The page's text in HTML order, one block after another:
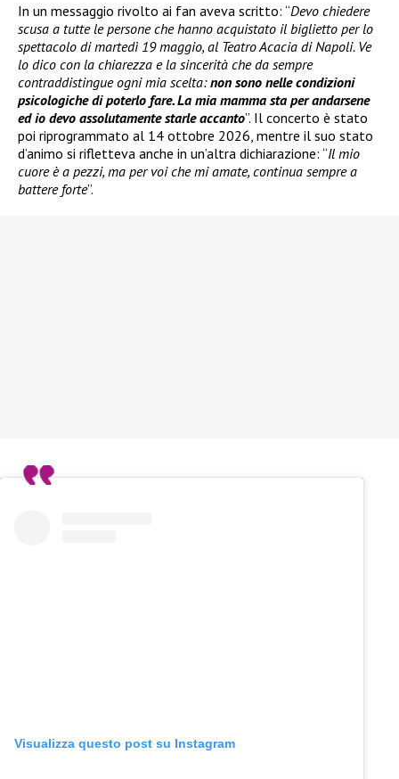
In un messaggio rivolto ai fan aveva scritto: “Devo chiedere
scusa a tutte le persone che hanno acquistato il biglietto per lo
spettacolo di martedì 19 maggio, al Teatro Acacia di Napoli. Ve
lo dico con la chiarezza e la sincerità che da sempre
contraddistingue ogni mia scelta:non sono nelle condizioni
psicologiche di poterlo fare. La mia mamma sta per andarsene
ed io devo assolutamente starle accanto”. Il concerto è stato
poi riprogrammato al 14 ottobre 2026, mentre il suo stato
d’animo si rifletteva anche in un’altra dichiarazione: “Il mio
cuore è a pezzi, ma per voi che mi amate, continua sempre a
battere forte”.
Visualizza questo post su Instagram